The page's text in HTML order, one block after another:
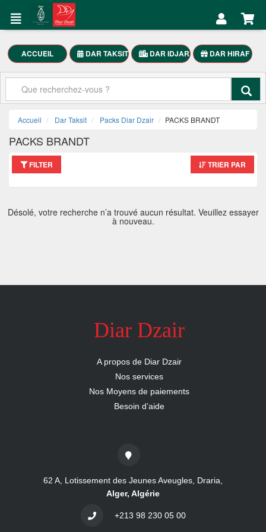
Accueil
Mon
العربية
DAR
DAR
TAKSIT
Meubles
Maison
Motocycle
Mon
Compte
ACCUEIL DAR TAKSIT DAR IDJAR DAR HIRAF
Accueil Dar Taksit Packs Diar Dzair PACKS BRANDT
PACKS BRANDT
FILTER TRIER PAR
Désolé, votre recherche n’a trouvé aucun résultat. Veuillez essayer
à nouveau.
Diar Dzair
A propos de Diar Dzair
Nos services
Nos Moyens de paiements
Besoin d’aide
62 A, Lotissement des Jeunes Aveugles, Draria,
Alger, Algérie
+213 98 230 05 00